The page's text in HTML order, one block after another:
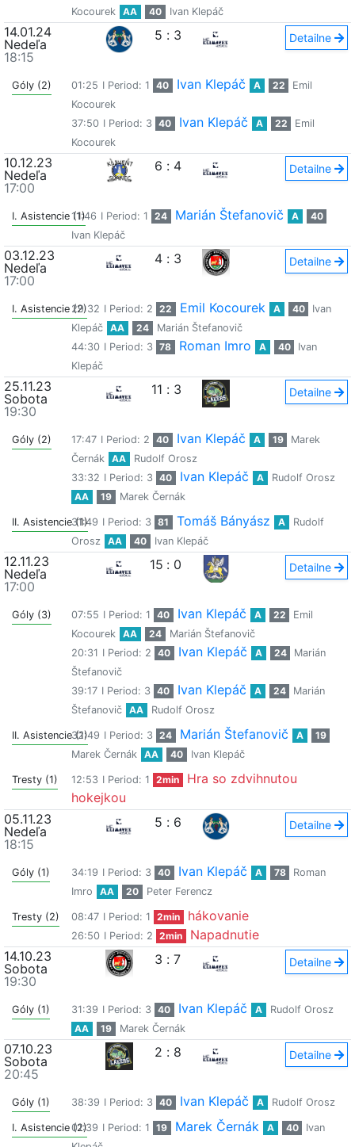
Kocourek AA 40 Ivan Klepáč
14.01.24
Nedeľa
18:15
5 : 3 Detailne
Góly (2) 01:25 I Period: 1 40 Ivan Klepáč A 22
Emil
Kocourek
37:50 I Period: 3 40 Ivan Klepáč A 22
Emil
Kocourek
10.12.23
Nedeľa
17:00
6 : 4 Detailne
I. Asistencie (1)
11:46 I Period: 1 24 Marián Štefanovič A
40
Ivan Klepáč
03.12.23
Nedeľa
17:00
4 : 3 Detailne
I. Asistencie (2)29:32 I Period: 2 22 Emil Kocourek A 40
Ivan
Klepáč
AA 24
Marián Štefanovič
44:30 I Period: 3 78 Roman Imro A 40
Ivan
Klepáč
25.11.23
Sobota
19:30
11 : 3 Detailne
Góly (2) 17:47 I Period: 2 40 Ivan Klepáč A 19
Marek
Černák
AA
Rudolf Orosz
33:32 I Period: 3 40 Ivan Klepáč A
Rudolf Orosz
AA
19 Marek Černák
II. Asistencie (1)
31:49 I Period: 3 81 Tomáš Bányász A
Rudolf
Orosz
AA 40 Ivan Klepáč
12.11.23
Nedeľa
17:00
15 : 0 Detailne
Góly (3) 07:55 I Period: 1 40 Ivan Klepáč A 22
Emil
Kocourek
AA 24
Marián Štefanovič
20:31 I Period: 2 40 Ivan Klepáč A 24
Marián
Štefanovič
39:17 I Period: 3 40 Ivan Klepáč A 24
Marián
Štefanovič
AA Rudolf Orosz
II. Asistencie (1)
32:49 I Period: 3 24 Marián Štefanovič A
19
Marek Černák
AA 40 Ivan Klepáč
Tresty (1) 12:53 I Period: 1 2min
Hra so zdvihnutou
hokejkou
05.11.23
Nedeľa
18:15
5 : 6 Detailne
Góly (1) 34:19 I Period: 3 40 Ivan Klepáč A 78
Roman
Imro
AA 20 Peter Ferencz
Tresty (2) 08:47 I Period: 1 2min hákovanie
26:50 I Period: 2 2min
Napadnutie
14.10.23
Sobota
19:30
3 : 7 Detailne
Góly (1) 31:39 I Period: 3 40 Ivan Klepáč A
Rudolf Orosz
AA
19 Marek Černák
07.10.23
Sobota
20:45
2 : 8 Detailne
Góly (1) 38:39 I Period: 3 40 Ivan Klepáč A Rudolf Orosz
I. Asistencie (2)
01:39 I Period: 1 19 Marek Černák A 40
Ivan